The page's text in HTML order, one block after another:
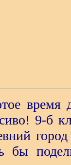
время
9-б
бы